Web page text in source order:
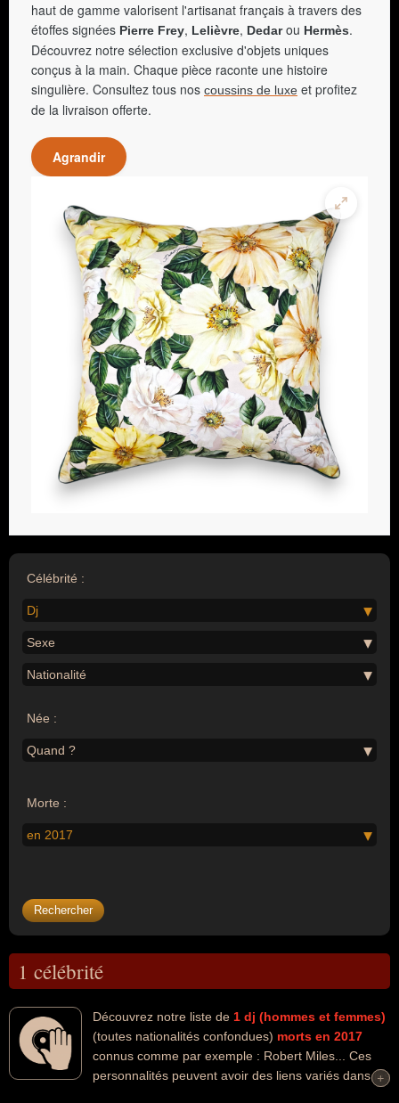
haut de gamme valorisent l'artisanat français à travers des
étoffes signées Pierre Frey, Lelièvre, Dedarou Hermès.
Découvrez notre sélection exclusive d'objets uniques
conçus à la main. Chaque pièce raconte une histoire
singulière. Consultez tous nos coussins de luxe et profitez
de la livraison offerte.
Agrandir
Célébrité :
Dj
Sexe
Nationalité
Née :
Quand ?
Morte :
en 2017
1 célébrité
Découvrez notre liste de 1 dj (hommes et femmes)
(toutes nationalités confondues) morts en 2017
connus comme par exemple : Robert Miles... Ces
personnalités peuvent avoir des liens variés dans les
+
+